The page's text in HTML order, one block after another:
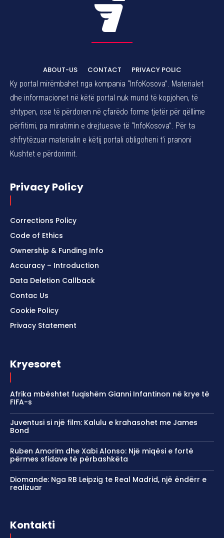
ABOUT-US CONTACT
PRIVACY POLIC
Ky portal mirëmbahet nga kompania “InfoKosova”. Materialet
dhe informacionet në këtë portal nuk mund të kopjohen, të
shtypen, ose të përdoren në çfarëdo forme tjetër për qëllime
përfitimi, pa miratimin e drejtuesve të “InfoKosova”. Për ta
shfrytëzuar materialin e këtij portali obligoheni t’i pranoni
Kushtet e përdorimit.
Privacy Policy
Corrections Policy
Code of Ethics
Ownership & Funding Info
Accuracy – Introduction
Data Deletion Callback
Contac Us
Cookie Policy
Privacy Statement
Kryesoret
Afrika mbështet fuqishëm Gianni Infantinon në krye të
FIFA-s
Juventusi si një film: Kalulu e krahasohet me James
Bond
Ruben Amorim dhe Xabi Alonso: Një miqësi e fortë
përmes sfidave të përbashkëta
Diomande: Nga RB Leipzig te Real Madrid, një ëndërr e
realizuar
Kontakti